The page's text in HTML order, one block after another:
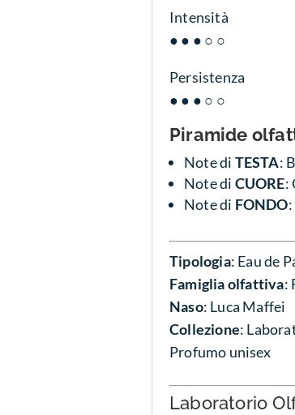
Intensità
● ● ● ○ ○
Persistenza
● ● ● ○ ○
Piramide
Note di TESTA:
Note di CUORE:
Note di FONDO
Tipologia: Eau de
Famiglia olfattiva:
Naso: Luca Maffei
Collezione:
Profumo unisex
Laboratorio